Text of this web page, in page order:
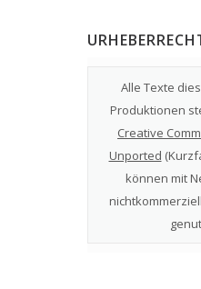
Alle Texte
Produktionen
Creative
Unported (
können mit